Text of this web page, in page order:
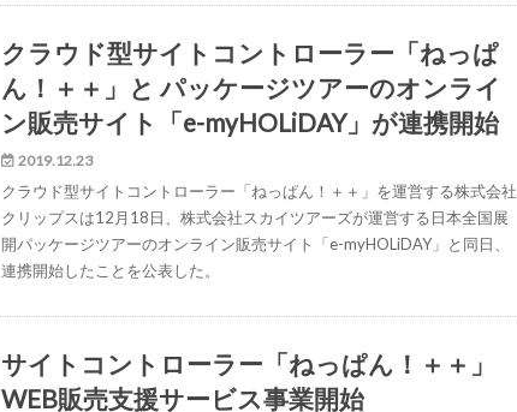
クラウド型サイトコントローラー「ねっぱ
ん！＋＋」と パッケージツアーのオンライ
ン販売サイト「e-myHOLiDAY」が連携開始
2019.12.23
クラウド型サイトコントローラー「ねっぱん！＋＋」を運営する株式会社
クリップスは12月18日、株式会社スカイツアーズが運営する日本全国展
開パッケージツアーのオンライン販売サイト「e-myHOLiDAY」と同日、
連携開始したことを公表した。
サイトコントローラー「ねっぱん！＋＋」
WEB販売支援サービス事業開始